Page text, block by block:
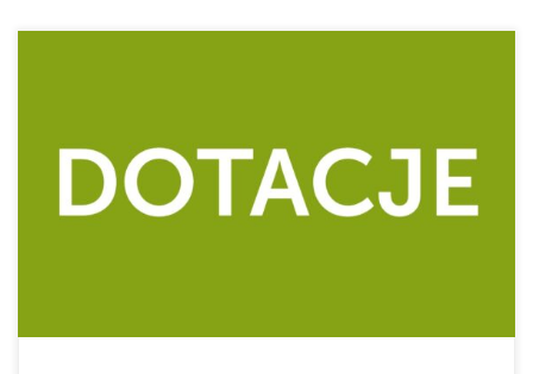
środków Ministra Kultury i Dziedzictwa Narodowego w ramach
programu Ochrona Zabytków. Nazwa zadania: Małecz, dwór (XIX
w.): hydroizolacja budynku – etap I Dofinansowanie: 300 000,00 zł
Całkowita wartość zadania: 334 124,20 zł Data podpisania